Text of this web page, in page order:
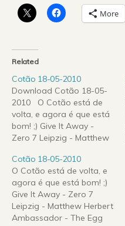
More
Related
Cotão 18-05-2010
Download Cotão 18-05-
2010 O Cotão está de
volta, e agora é que está
bom! ;) Give It Away -
Zero 7 Leipzig - Matthew
The Egg Bairro Blue -
Orelha Negra Change -
LCD Soundsystem Half
Forgotten Daydreams -
John Cameron Rayuela -
Gotan Project Elle…
Cotão 18-05-2010
O Cotão está de volta, e
agora é que está bom! ;)
Give It Away - Zero 7
Leipzig - Matthew Herbert
Ambassador - The Egg